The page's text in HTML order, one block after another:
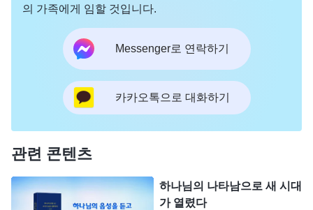
의 가족에게 임할 것입니다.
Messenger로 연락하기
카카오톡으로 대화하기
관련 콘텐츠
하나님의 나타남으로 새 시대
가 열렸다